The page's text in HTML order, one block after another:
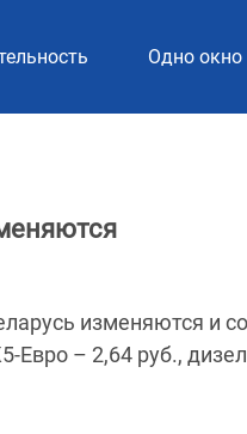
Одно окно
изменяются и
– 2,64 руб.,